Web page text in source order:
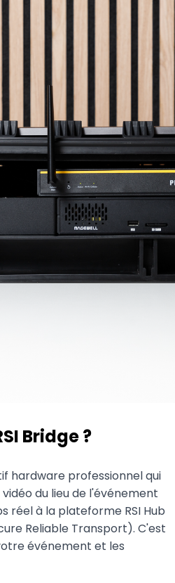
Bridge ?
hardware professionnel qui
du lieu de l'événement
réel à la plateforme RSI Hub
Reliable Transport). C'est
événement et les